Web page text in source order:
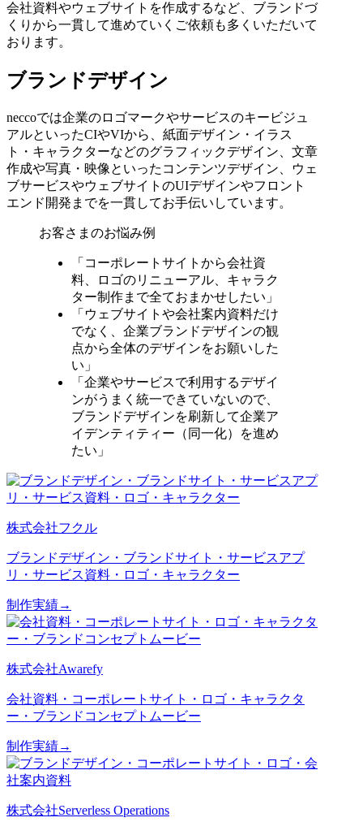
会社資料やウェブサイトを作成するなど、ブランドづ
くりから一貫して進めていくご依頼も多くいただいて
おります。
ブランドデザイン
neccoでは企業のロゴマークやサービスのキービジュ
アルといったCIやVIから、紙面デザイン・イラス
ト・キャラクターなどのグラフィックデザイン、文章
作成や写真・映像といったコンテンツデザイン、ウェ
ブサービスやウェブサイトのUIデザインやフロント
エンド開発までを一貫してお手伝いしています。
お客さまのお悩み例
「コーポレートサイトから会社資
料、ロゴのリニューアル、キャラク
ター制作まで全ておまかせしたい」
「ウェブサイトや会社案内資料だけ
でなく、企業ブランドデザインの観
点から全体のデザインをお願いした
い」
「企業やサービスで利用するデザイ
ンがうまく統一できていないので、
ブランドデザインを刷新して企業ア
イデンティティー（同一化）を進め
たい」
株式会社フクル
ブランドデザイン・ブランドサイト・サービスアプ
リ・サービス資料・ロゴ・キャラクター
制作実績→
株式会社Awarefy
会社資料・コーポレートサイト・ロゴ・キャラクタ
ー・ブランドコンセプトムービー
制作実績→
株式会社Serverless Operations